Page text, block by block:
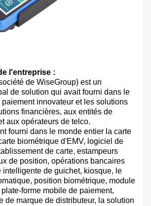
l'entreprise :
de WiseGroup) est un
de solution qui avait fourni dans le
innovateur et les solutions
financières, aux entités de
aux opérateurs de telco.
fourni dans le monde entier la carte
biométrique d'EMV, logiciel de
de carte, estampeurs
de position, opérations bancaires
intelligente de guichet, kiosque, le
position biométrique, module
forme mobile de paiement,
de marque de distributeur, la solution